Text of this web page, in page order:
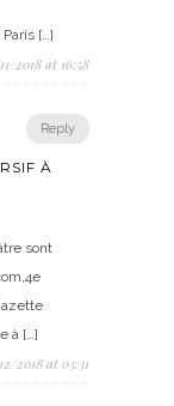
[…]
2018 at 16:58
Reply
À
sont
à […]
2018 at 03:31